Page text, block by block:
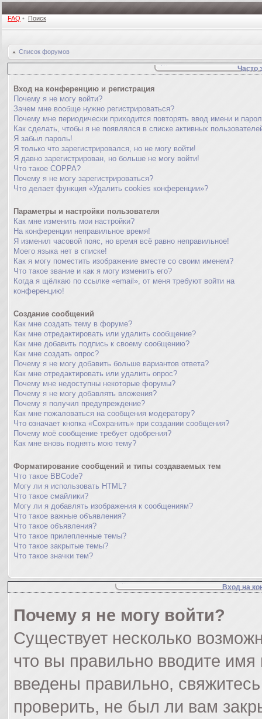
FAQ • Поиск
Список форумов
Часто
Вход на конференцию и регистрация
Почему я не могу войти?
Зачем мне вообще нужно регистрироваться?
Почему мне периодически приходится повторять ввод имени и
Как сделать, чтобы я не появлялся в списке активных
Я забыл пароль!
Я только что зарегистрировался, но не могу войти!
Я давно зарегистрирован, но больше не могу войти!
Что такое COPPA?
Почему я не могу зарегистрироваться?
Что делает функция «Удалить cookies конференции»?
Параметры и настройки пользователя
Как мне изменить мои настройки?
На конференции неправильное время!
Я изменил часовой пояс, но время всё равно неправильное!
Моего языка нет в списке!
Как я могу поместить изображение вместе со своим именем?
Что такое звание и как я могу изменить его?
Когда я щёлкаю по ссылке «email», от меня требуют войти на
конференцию!
Создание сообщений
Как мне создать тему в форуме?
Как мне отредактировать или удалить сообщение?
Как мне добавить подпись к своему сообщению?
Как мне создать опрос?
Почему я не могу добавить больше вариантов ответа?
Как мне отредактировать или удалить опрос?
Почему мне недоступны некоторые форумы?
Почему я не могу добавлять вложения?
Почему я получил предупреждение?
Как мне пожаловаться на сообщения модератору?
Что означает кнопка «Сохранить» при создании сообщения?
Почему моё сообщение требует одобрения?
Как мне вновь поднять мою тему?
Форматирование сообщений и типы создаваемых тем
Что такое BBCode?
Могу ли я использовать HTML?
Что такое смайлики?
Могу ли я добавлять изображения к сообщениям?
Что такое важные объявления?
Что такое объявления?
Что такое прилепленные темы?
Что такое закрытые темы?
Что такое значки тем?
Вход на
Почему я не могу войти?
Существует несколько
что вы правильно вводите
введены правильно,
проверить, не был ли вам